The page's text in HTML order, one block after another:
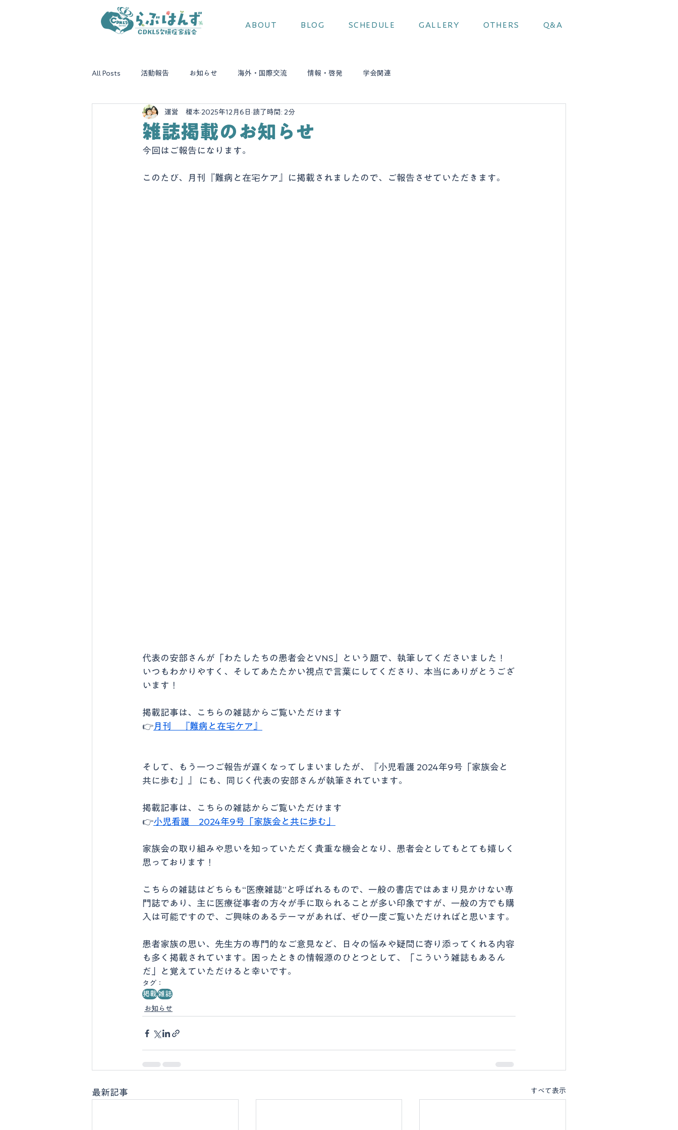
ABOUT BLOG SCHEDULE GALLERY OTHERS Q&A
All Posts 活動報告 お知らせ 海外・国際交流 情報・啓発 学会関連
雑誌掲載のお知らせ
運営 榎本 2025年12月6日 読了時間: 2分
今回はご報告になります。
このたび、月刊『難病と在宅ケア』に掲載されましたので、ご報告させていただきます。
代表の安部さんが「わたしたちの患者会とVNS」という題で、執筆してくださいました！
いつもわかりやすく、そしてあたたかい視点で言葉にしてくださり、本当にありがとうござ
います！
掲載記事は、こちらの雑誌からご覧いただけます
👉月刊　『難病と在宅ケア』
そして、もう一つご報告が遅くなってしまいましたが、『小児看護 2024年9号「家族会と
共に歩む」』 にも、同じく代表の安部さんが執筆されています。
掲載記事は、こちらの雑誌からご覧いただけます
👉小児看護　2024年9号「家族会と共に歩む」
家族会の取り組みや思いを知っていただく貴重な機会となり、患者会としてもとても嬉しく
思っております！
こちらの雑誌はどちらも“医療雑誌”と呼ばれるもので、一般の書店ではあまり見かけない専
門誌であり、主に医療従事者の方々が手に取られることが多い印象ですが、一般の方でも購
入は可能ですので、ご興味のあるテーマがあれば、ぜひ一度ご覧いただければと思います。
患者家族の思い、先生方の専門的なご意見など、日々の悩みや疑問に寄り添ってくれる内容
も多く掲載されています。困ったときの情報源のひとつとして、「こういう雑誌もあるん
だ」と覚えていただけると幸いです。
タグ：
掲載雑誌
お知らせ
最新記事 すべて表示